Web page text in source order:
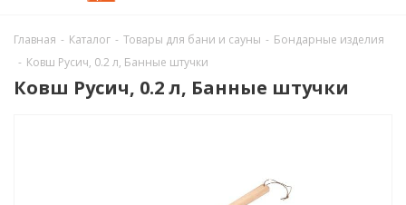
Главная - Каталог - Товары для бани и сауны - Бондарные изделия
- Ковш Русич, 0.2 л, Банные штучки
Ковш Русич, 0.2 л, Банные штучки